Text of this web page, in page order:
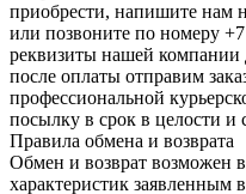
приобрести, напишите нам
или позвоните по номеру
реквизиты нашей компании
после оплаты отправим
профессиональной
посылку в срок в целости и
Правила обмена и возврата
Обмен и возврат возможен
характеристик заявленным